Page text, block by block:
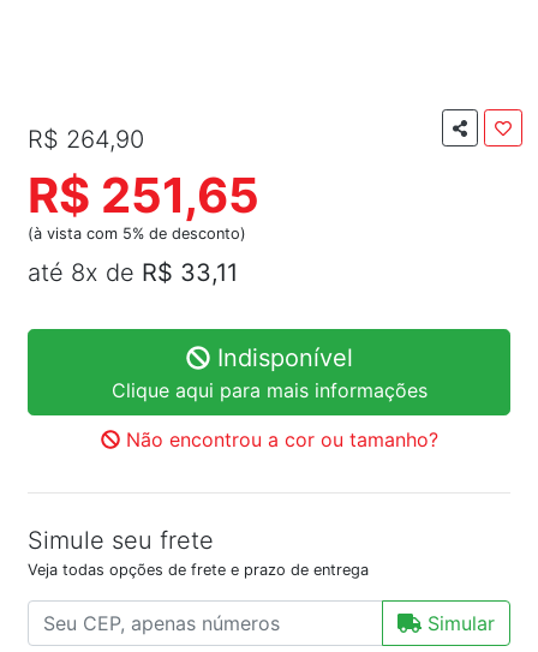
R$ 264,90
R$ 251,65
(à vista com 5% de desconto)
até 8x de R$ 33,11
Indisponível
Clique aqui para mais informações
Não encontrou a cor ou tamanho?
Simule seu frete
Veja todas opções de frete e prazo de entrega
Simular